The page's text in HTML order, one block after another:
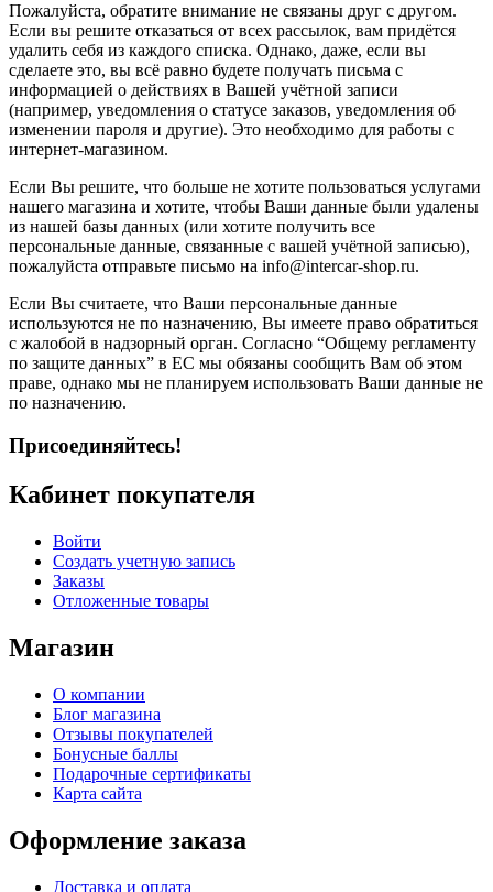
Пожалуйста, обратите внимание не связаны друг с другом.
Если вы решите отказаться от всех рассылок, вам придётся
удалить себя из каждого списка. Однако, даже, если вы
сделаете это, вы всё равно будете получать письма с
информацией о действиях в Вашей учётной записи
(например, уведомления о статусе заказов, уведомления об
изменении пароля и другие). Это необходимо для работы с
интернет-магазином.
Если Вы решите, что больше не хотите пользоваться услугами
нашего магазина и хотите, чтобы Ваши данные были удалены
из нашей базы данных (или хотите получить все
персональные данные, связанные с вашей учётной записью),
пожалуйста отправьте письмо на info@intercar-shop.ru.
Если Вы считаете, что Ваши персональные данные
используются не по назначению, Вы имеете право обратиться
с жалобой в надзорный орган. Согласно “Общему регламенту
по защите данных” в ЕС мы обязаны сообщить Вам об этом
праве, однако мы не планируем использовать Ваши данные не
по назначению.
Присоединяйтесь!
Кабинет покупателя
Войти
Создать учетную запись
Заказы
Отложенные товары
Магазин
О компании
Блог магазина
Отзывы покупателей
Бонусные баллы
Подарочные сертификаты
Карта сайта
Оформление заказа
Доставка и оплата